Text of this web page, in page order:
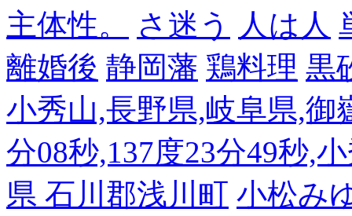
主体性。
さ迷う 人は人
離婚後 静岡藩 鶏料理 黒
小秀山,長野県,岐阜県,御
分08秒,137度23分49秒,
県 石川郡浅川町 小松み